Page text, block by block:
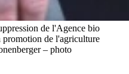
de l'Agence bio
promotion de l'agriculture
– photo